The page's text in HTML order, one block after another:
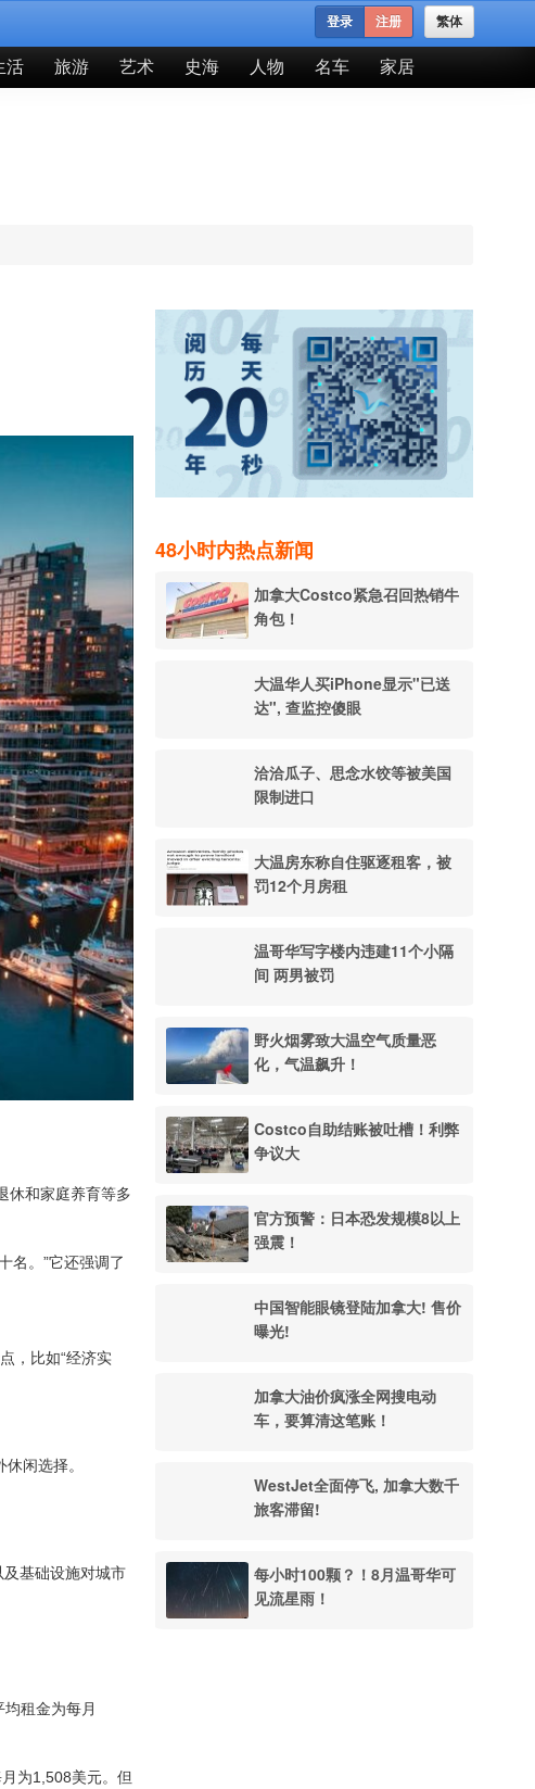
繁体
登录 注册
活 旅游 艺术 史海 人物 名车 家居
休和家庭养育等多
名。”它还强调了
，比如“经济实
闲选择。
基础设施对城市
租金为每月
为1,508美元。但
48小时内热点新闻
加拿大Costco紧急召回热销牛
角包！
大温华人买iPhone显示"已送
达", 查监控傻眼
洽洽瓜子、思念水饺等被美国
限制进口
大温房东称自住驱逐租客，被
罚12个月房租
温哥华写字楼内违建11个小隔
间 两男被罚
野火烟雾致大温空气质量恶
化，气温飙升！
Costco自助结账被吐槽！利弊
争议大
官方预警：日本恐发规模8以上
强震！
中国智能眼镜登陆加拿大! 售价
曝光!
加拿大油价疯涨全网搜电动
车，要算清这笔账！
WestJet全面停飞, 加拿大数千
旅客滞留!
每小时100颗？！8月温哥华可
见流星雨！